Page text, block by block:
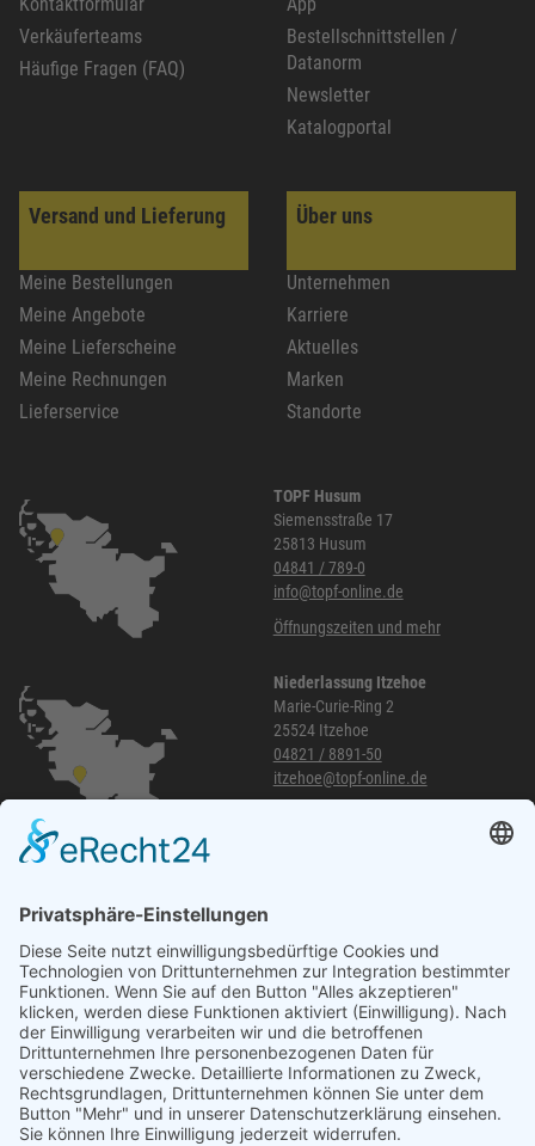
Verkäuferteams
Häufige Fragen (FAQ)
Bestellschnittstellen /
Datanorm
Newsletter
Katalogportal
Versand und Lieferung
Meine Bestellungen
Meine Angebote
Meine Lieferscheine
Meine Rechnungen
Lieferservice
Über uns
Unternehmen
Karriere
Aktuelles
Marken
Standorte
TOPF Husum
Siemensstraße 17
25813 Husum
04841 / 789-0
info@topf-online.de
Öffnungszeiten und mehr
Niederlassung Itzehoe
Marie-Curie-Ring 2
25524 Itzehoe
04821 / 8891-50
itzehoe@topf-online.de
040 / 21 04 04 04-04
glinde@topf-online.de
Öffnungszeiten und mehr